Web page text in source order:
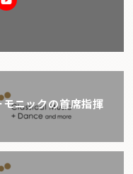
Youtube
ニックの首席指揮